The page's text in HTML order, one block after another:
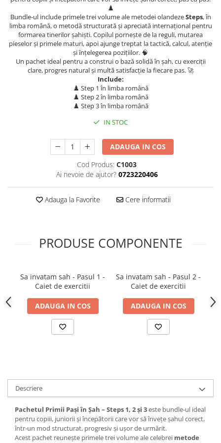
Piese Sah Tematice Din Metal
Puzzle
Sah Magnetic India
Set Sah + Table/backgammon
Seturi Sah
Ceasuri De Sah Digitale
♟️
Bundle-ul include primele trei volume ale metodei olandezeSteps, în
limba română, o metodă structurată și apreciată internațional pentru
formarea tinerilor șahiști. Copilul pornește de la reguli, mutarea
pieselor și primele maturi, apoi ajunge treptat la tactică, calcul, atenție
și înțelegerea pozițiilor. 🧠
Un pachet ideal pentru a construi o bază solidă în șah, cu exerciții
clare, progres natural și multă satisfacție la fiecare pas. 🚀
Include:
♟️ Step 1 în limba română
♟️ Step 2 în limba română
♟️ Step 3 în limba română
IN STOC
ADAUGA IN COS
Cod Produs: C1003
Ai nevoie de ajutor? 0723220406
Adauga la Favorite Cere informatii
PRODUSE COMPONENTE
Sa invatam sah - Pasul 1 -
Caiet de exercitii
ADAUGA IN COS
Sa invatam sah - Pasul 2 -
Caiet de exercitii
ADAUGA IN COS
Descriere
Pachetul Primii Pași în Șah – Steps 1, 2 și 3este bundle-ul ideal
pentru copiii, juniorii și începătorii care vor să învețe șahul corect,
într-un mod structurat, progresiv și ușor de urmărit.
Acest pachet reunește primele trei volume ale celebrei metode